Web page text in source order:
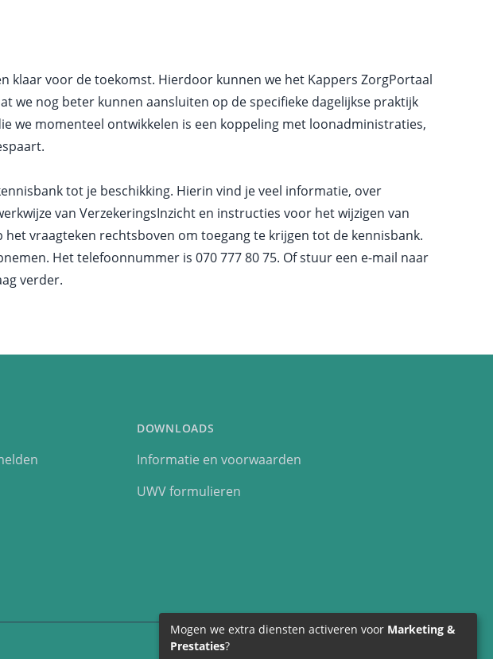
klaar voor de toekomst. Hierdoor kunnen we het Kappers ZorgPortaal
we nog beter kunnen aansluiten op de specifieke dagelijkse praktijk
we momenteel ontwikkelen is een koppeling met loonadministraties,
tot je beschikking. Hierin vind je veel informatie, over
van VerzekeringsInzicht en instructies voor het wijzigen van
het vraagteken rechtsboven om toegang te krijgen tot de kennisbank.
Het telefoonnummer is 070 777 80 75. Of stuur een e-mail naar
verder.
DOWNLOADS
Informatie en voorwaarden
UWV formulieren
Mogen we extra diensten activeren voor Marketing &
Prestaties?